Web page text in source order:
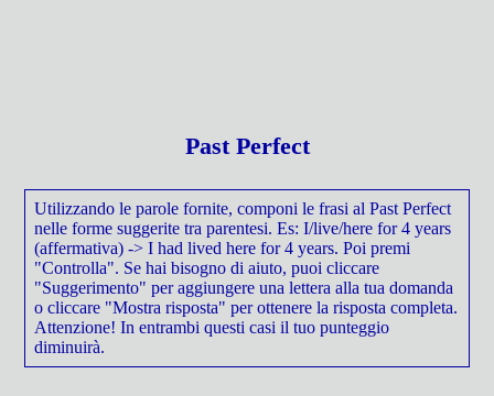
Past Perfect
Utilizzando le parole fornite, componi le frasi al Past Perfect
nelle forme suggerite tra parentesi. Es: I/live/here for 4 years
(affermativa) -> I had lived here for 4 years. Poi premi
"Controlla". Se hai bisogno di aiuto, puoi cliccare
"Suggerimento" per aggiungere una lettera alla tua domanda
o cliccare "Mostra risposta" per ottenere la risposta completa.
Attenzione! In entrambi questi casi il tuo punteggio
diminuirà.